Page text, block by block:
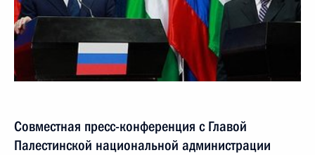
Совместная пресс-конференция с Главой
Палестинской национальной администрации